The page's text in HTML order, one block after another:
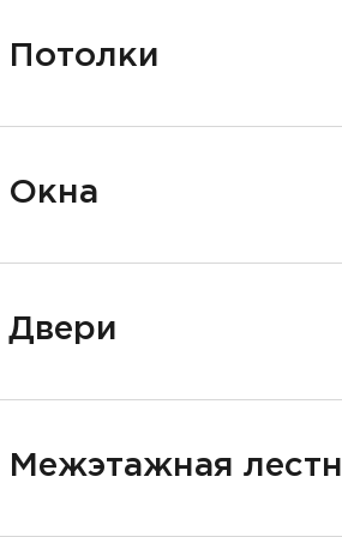
Потолки
Окна
Двери
Межэтажная